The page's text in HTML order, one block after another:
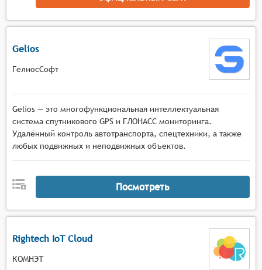
Gelios
ГелиосСофт
Gelios — это многофункциональная интеллектуальная
система спутникового GPS и ГЛОНАСС мониторинга.
Удалённый контроль автотранспорта, спецтехники, а также
любых подвижных и неподвижных объектов.
Посмотреть
Rightech IoT Cloud
КОМНЭТ